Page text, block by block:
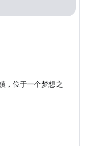
，位于一个梦想之